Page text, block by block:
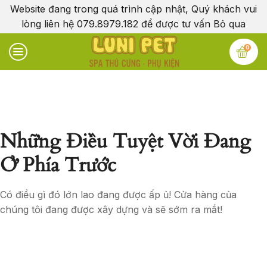
Website đang trong quá trình cập nhật, Quý khách vui
lòng liên hệ 079.8979.182 để được tư vấn Bỏ qua
0
Những Điều Tuyệt Vời Đang
Ở Phía Trước
Có điều gì đó lớn lao đang được ấp ủ! Cửa hàng của
chúng tôi đang được xây dựng và sẽ sớm ra mắt!